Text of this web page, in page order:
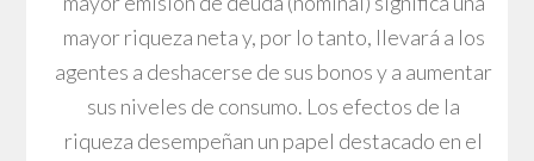
mayor riqueza neta y, por lo tanto, llevará a los
agentes a deshacerse de sus bonos y a aumentar
sus niveles de consumo. Los efectos de la
riqueza desempeñan un papel destacado en el